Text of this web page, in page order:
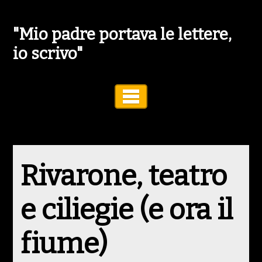
"Mio padre portava le lettere,
io scrivo"
Rivarone, teatro
e ciliegie (e ora il
fiume)